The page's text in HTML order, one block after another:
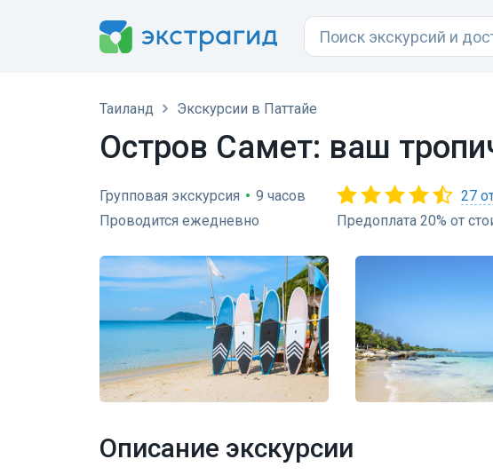
Таиланд Экскурсии в Паттайе
Остров Самет: ваш
Групповая экскурсия • 9 часов
Проводится ежедневно
27
Предоплата 20% от
Описание экскурсии